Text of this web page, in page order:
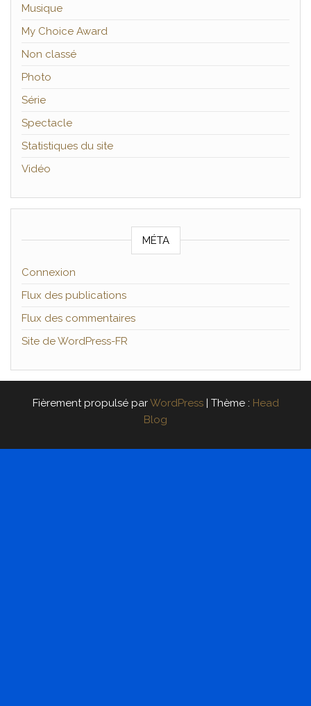
Musique
My Choice Award
Non classé
Photo
Série
Spectacle
Statistiques du site
Vidéo
MÉTA
Connexion
Flux des publications
Flux des commentaires
Site de WordPress-FR
Fièrement propulsé parWordPress | Thème : Head
Blog